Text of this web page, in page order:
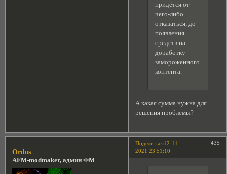
придётся от
чего-либо
отказаться, до
появления
средств на
доработку
замороженного
контента.
А какая сумма нужна для
решения проблемы?
Поделиться 435
12-11-
2021 23:51:10
Ordos
AFM-modmaker, админ ФМ